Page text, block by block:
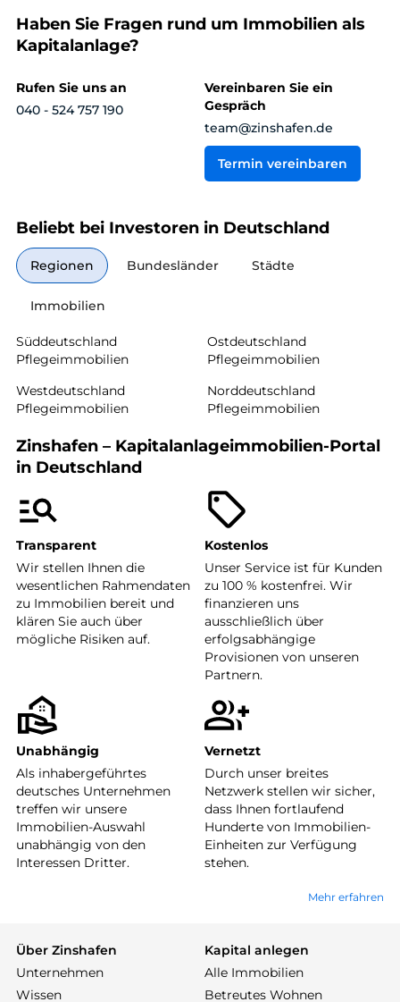
Haben Sie Fragen rund um Immobilien als
Kapitalanlage?
Rufen Sie uns an
040 - 524 757 190
Vereinbaren Sie ein
Gespräch
team@zinshafen.de
Termin vereinbaren
Beliebt bei Investoren in Deutschland
Regionen Bundesländer Städte
Immobilien
Süddeutschland
Pflegeimmobilien
Ostdeutschland
Pflegeimmobilien
Westdeutschland
Pflegeimmobilien
Norddeutschland
Pflegeimmobilien
Zinshafen – Kapitalanlageimmobilien-Portal
in Deutschland
Transparent
Wir stellen Ihnen die
wesentlichen Rahmendaten
zu Immobilien bereit und
klären Sie auch über
mögliche Risiken auf.
Kostenlos
Unser Service ist für Kunden
zu 100 % kostenfrei. Wir
finanzieren uns
ausschließlich über
erfolgsabhängige
Provisionen von unseren
Partnern.
Unabhängig
Als inhabergeführtes
deutsches Unternehmen
treffen wir unsere
Immobilien-Auswahl
unabhängig von den
Interessen Dritter.
Vernetzt
Durch unser breites
Netzwerk stellen wir sicher,
dass Ihnen fortlaufend
Hunderte von Immobilien-
Einheiten zur Verfügung
stehen.
Mehr erfahren
Über Zinshafen
Unternehmen
Wissen
Kapital anlegen
Alle Immobilien
Betreutes Wohnen